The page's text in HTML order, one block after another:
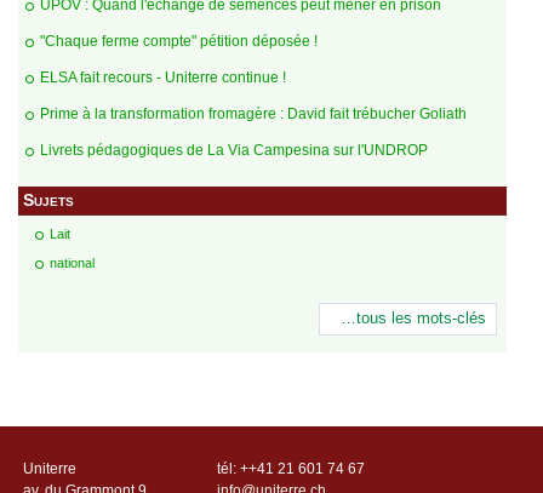
UPOV : Quand l'échange de semences peut mener en prison
"Chaque ferme compte" pétition déposée !
ELSA fait recours - Uniterre continue !
Prime à la transformation fromagère : David fait trébucher Goliath
Livrets pédagogiques de La Via Campesina sur l'UNDROP
Sujets
Lait
national
…tous les mots-clés
Uniterre
tél: ++41 21 601 74 67